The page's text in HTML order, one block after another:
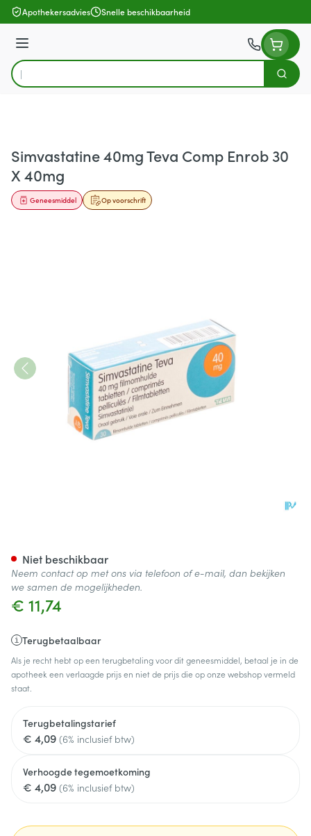
Ga naar de inhoud
Apothekersadvies Snelle beschikbaarheid
Menu
Product, merk, categorie...
Zoek
Simvastatine 40mg Teva Comp Enrob 30
X 40mg
Op voorschrift
Geneesmiddel
€ 11,74
Terugbetaalbaar
Als je recht hebt op een terugbetaling voor dit geneesmiddel, betaal je in de
apotheek een verlaagde prijs en niet de prijs die op onze webshop vermeld
staat.
Terugbetalingstarief
€ 4,09 (6% inclusief btw)
Verhoogde tegemoetkoming
€ 4,09 (6% inclusief btw)
Niet beschikbaar
Neem contact op met ons via telefoon of e-mail, dan bekijken
we samen de mogelijkheden.